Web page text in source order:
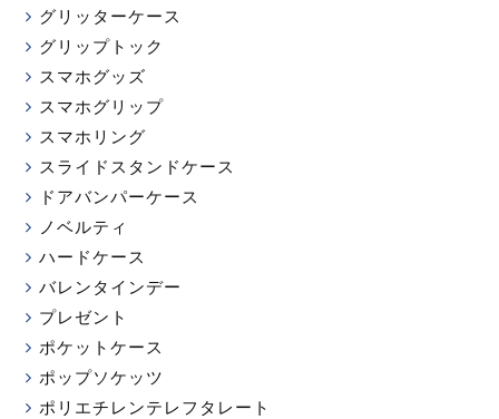
グリッターケース
グリップトック
スマホグッズ
スマホグリップ
スマホリング
スライドスタンドケース
ドアバンパーケース
ノベルティ
ハードケース
バレンタインデー
プレゼント
ポケットケース
ポップソケッツ
ポリエチレンテレフタレート